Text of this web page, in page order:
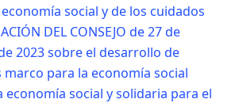
economía social y de los cuidados
DEL CONSEJO de 27 de
2023 sobre el desarrollo de
marco para la economía social
economía social y solidaria para el